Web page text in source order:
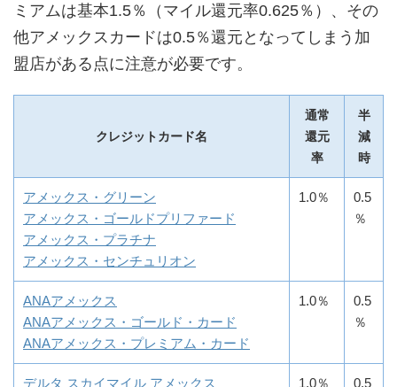
ミアムは基本1.5％（マイル還元率0.625％）、その
他アメックスカードは0.5％還元となってしまう加
盟店がある点に注意が必要です。
クレジットカード名
通常
還元
率
半
減
時
アメックス・グリーン
アメックス・ゴールドプリファード
アメックス・プラチナ
アメックス・センチュリオン
1.0％
0.5
％
ANAアメックス
ANAアメックス・ゴールド・カード
ANAアメックス・プレミアム・カード
1.0％
0.5
％
デルタ スカイマイル アメックス
1.0％
0.5